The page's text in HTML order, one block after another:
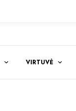
VIRTUVĖ